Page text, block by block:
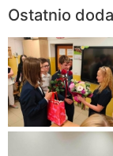
Ostatnio